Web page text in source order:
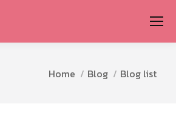
You are here:
Home Blog Blog list